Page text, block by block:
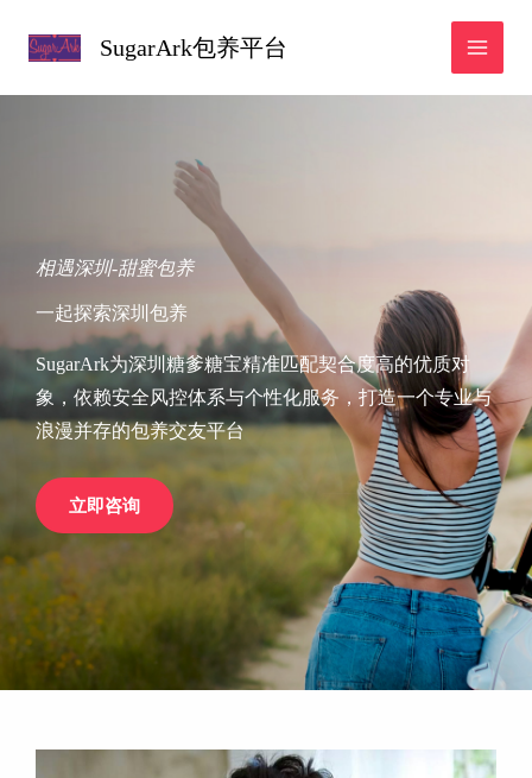
SugarArk包养平台
相遇深圳-甜蜜包养
一起探索深圳包养
SugarArk为深圳糖爹糖宝精准匹配契合度高的优质对
象，依赖安全风控体系与个性化服务，打造一个专业与
浪漫并存的包养交友平台
立即咨询